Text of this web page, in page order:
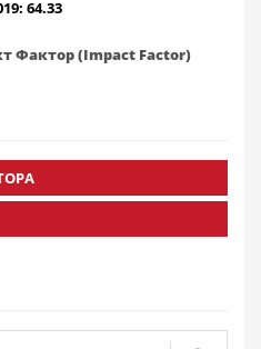
64.33
Фактор (Impact Factor)